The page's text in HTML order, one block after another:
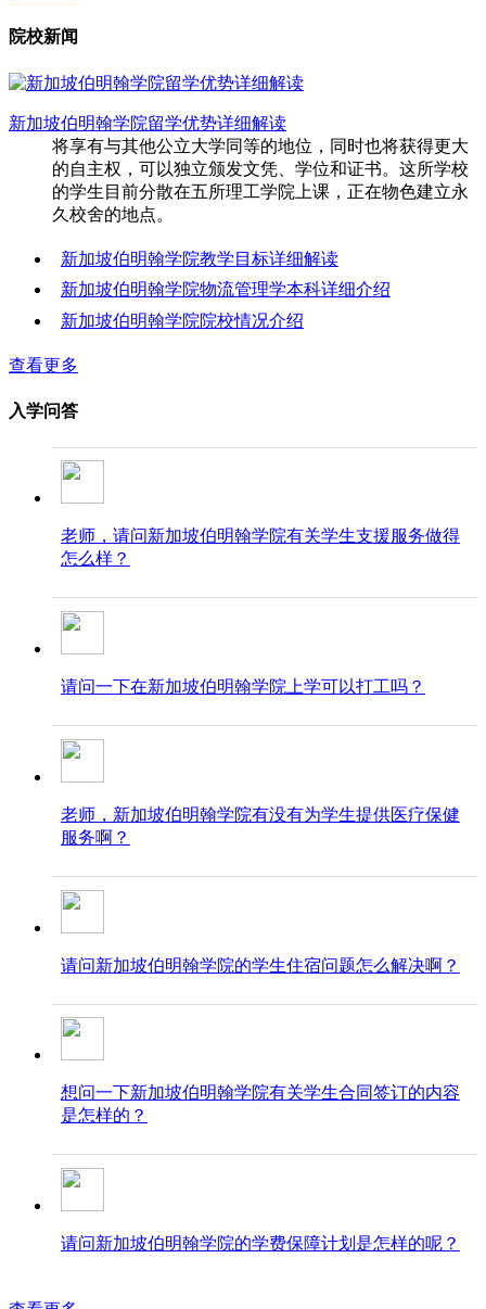
院校新闻
新加坡伯明翰学院留学优势详细解读
将享有与其他公立大学同等的地位，同时也将获得更大
的自主权，可以独立颁发文凭、学位和证书。这所学校
的学生目前分散在五所理工学院上课，正在物色建立永
久校舍的地点。
新加坡伯明翰学院教学目标详细解读
新加坡伯明翰学院物流管理学本科详细介绍
新加坡伯明翰学院院校情况介绍
查看更多
入学问答
老师，请问新加坡伯明翰学院有关学生支援服务做得
怎么样？
请问一下在新加坡伯明翰学院上学可以打工吗？
老师，新加坡伯明翰学院有没有为学生提供医疗保健
服务啊？
请问新加坡伯明翰学院的学生住宿问题怎么解决啊？
想问一下新加坡伯明翰学院有关学生合同签订的内容
是怎样的？
请问新加坡伯明翰学院的学费保障计划是怎样的呢？